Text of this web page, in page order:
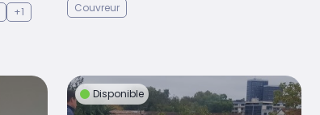
+1
Couvreur
Disponible